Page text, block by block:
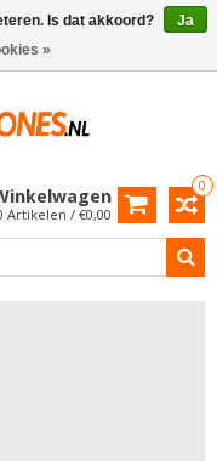
0
Artikelen / €0,00
Is dat akkoord?
Ja
»